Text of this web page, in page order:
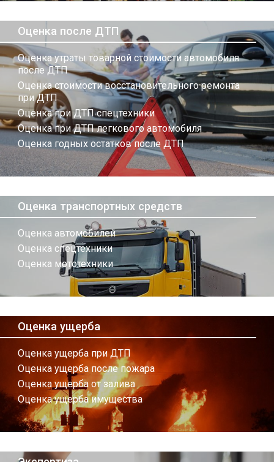
Оценка после ДТП
Оценка утраты товарной стоимости автомобиля
после ДТП
Оценка стоимости восстановительного ремонта
при ДТП
Оценка при ДТП спецтехники
Оценка при ДТП легкового автомобиля
Оценка годных остатков после ДТП
Оценка транспортных средств
Оценка автомобилей
Оценка спецтехники
Оценка мототехники
Оценка ущерба
Оценка ущерба при ДТП
Оценка ущерба после пожара
Оценка ущерба от залива
Оценка ущерба имущества